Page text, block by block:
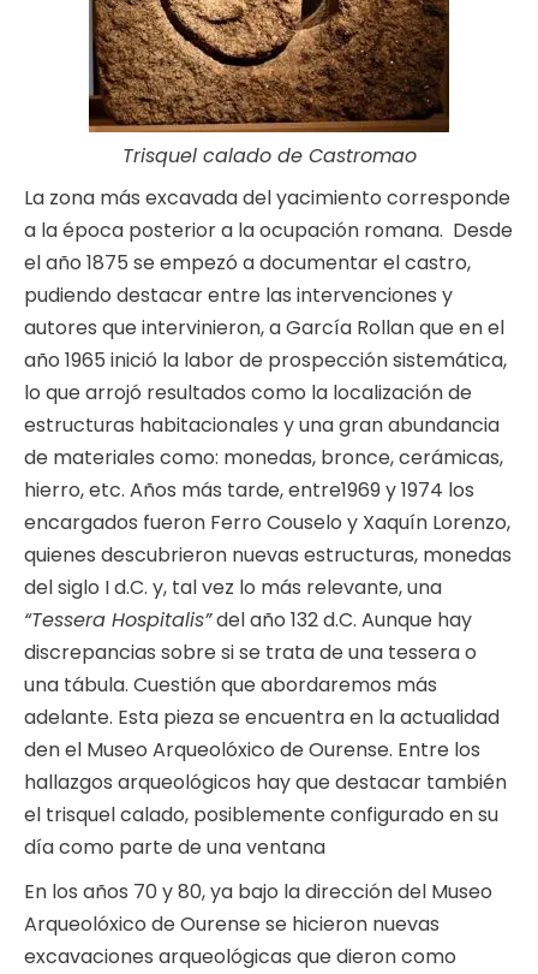
Trisquel calado de Castromao
La zona más excavada del yacimiento corresponde
a la época posterior a la ocupación romana. Desde
el año 1875 se empezó a documentar el castro,
pudiendo destacar entre las intervenciones y
autores que intervinieron, a García Rollan que en el
año 1965 inició la labor de prospección sistemática,
lo que arrojó resultados como la localización de
estructuras habitacionales y una gran abundancia
de materiales como: monedas, bronce, cerámicas,
hierro, etc. Años más tarde, entre1969 y 1974 los
encargados fueron Ferro Couselo y Xaquín Lorenzo,
quienes descubrieron nuevas estructuras, monedas
del siglo I d.C. y, tal vez lo más relevante, una
“Tessera Hospitalis”del año 132 d.C. Aunque hay
discrepancias sobre si se trata de una tessera o
una tábula. Cuestión que abordaremos más
adelante. Esta pieza se encuentra en la actualidad
den el Museo Arqueolóxico de Ourense. Entre los
hallazgos arqueológicos hay que destacar también
el trisquel calado, posiblemente configurado en su
día como parte de una ventana
En los años 70 y 80, ya bajo la dirección del Museo
Arqueolóxico de Ourense se hicieron nuevas
excavaciones arqueológicas que dieron como